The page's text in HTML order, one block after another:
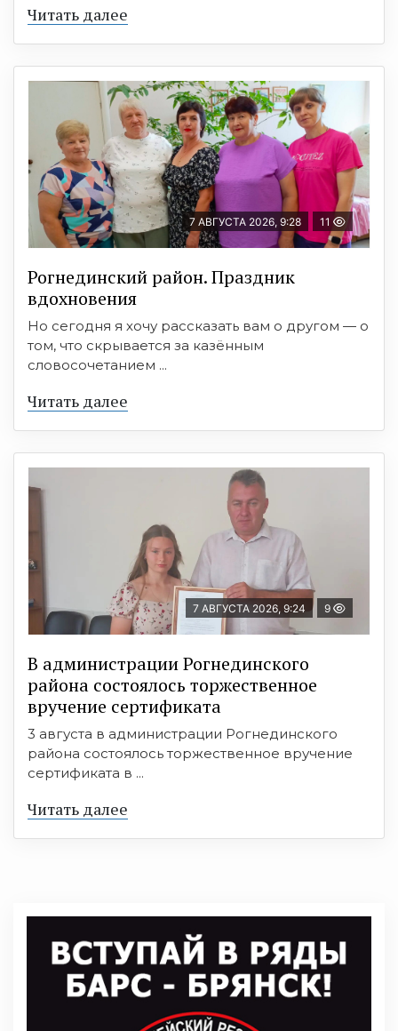
Читать далее
7 АВГУСТА 2026, 9:28 11
Рогнединский район. Праздник
вдохновения
Но сегодня я хочу рассказать вам о другом — о
том, что скрывается за казённым
словосочетанием ...
Читать далее
7 АВГУСТА 2026, 9:24 9
В администрации Рогнединского
района состоялось торжественное
вручение сертификата
3 августа в администрации Рогнединского
района состоялось торжественное вручение
сертификата в ...
Читать далее